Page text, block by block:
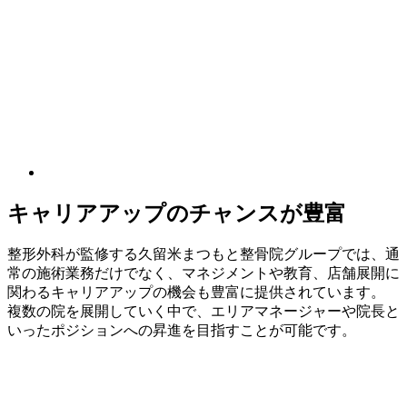
キャリアアップのチャンスが豊富
整形外科が監修する久留米まつもと整骨院グループでは、通
常の施術業務だけでなく、マネジメントや教育、店舗展開に
関わるキャリアアップの機会も豊富に提供されています。
複数の院を展開していく中で、エリアマネージャーや院長と
いったポジションへの昇進を目指すことが可能です。